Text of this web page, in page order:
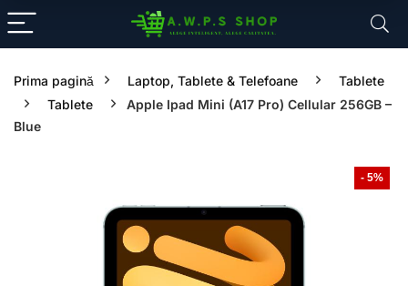
Prima pagină Laptop, Tablete & Telefoane
Tablete
Tablete
Apple Ipad Mini (A17 Pro) Cellular 256GB –
Blue
- 5%